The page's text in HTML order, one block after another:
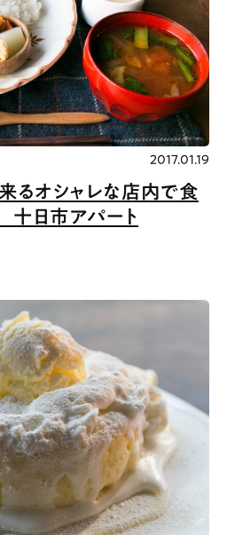
来るオシャレな店内で食
日市アパート
2017.01.19